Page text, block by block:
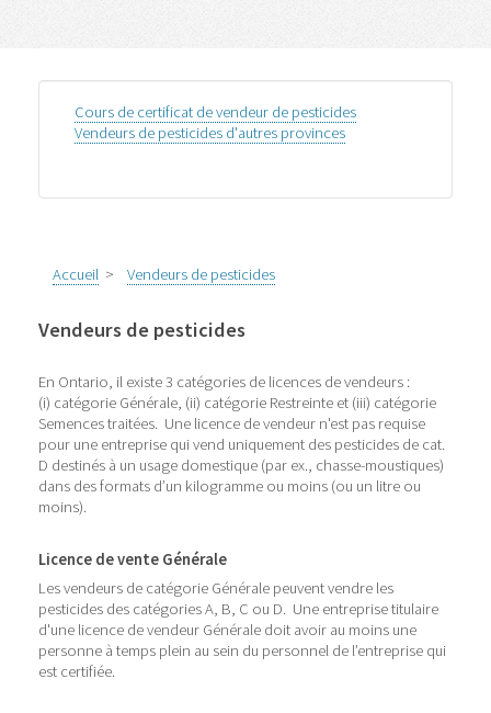
Cours de certificat de vendeur de pesticides
Vendeurs de pesticides d'autres provinces
Accueil >Vendeurs de pesticides
Vendeurs de pesticides
En Ontario, il existe 3 catégories de licences de vendeurs :
(i) catégorie Générale, (ii) catégorie Restreinte et (iii) catégorie
Semences traitées. Une licence de vendeur n'est pas requise
pour une entreprise qui vend uniquement des pesticides de cat.
D destinés à un usage domestique (par ex., chasse-moustiques)
dans des formats d’un kilogramme ou moins (ou un litre ou
moins).
Licence de vente Générale
Les vendeurs de catégorie Générale peuvent vendre les
pesticides des catégories A, B, C ou D. Une entreprise titulaire
d'une licence de vendeur Générale doit avoir au moins une
personne à temps plein au sein du personnel de l’entreprise qui
est certifiée.